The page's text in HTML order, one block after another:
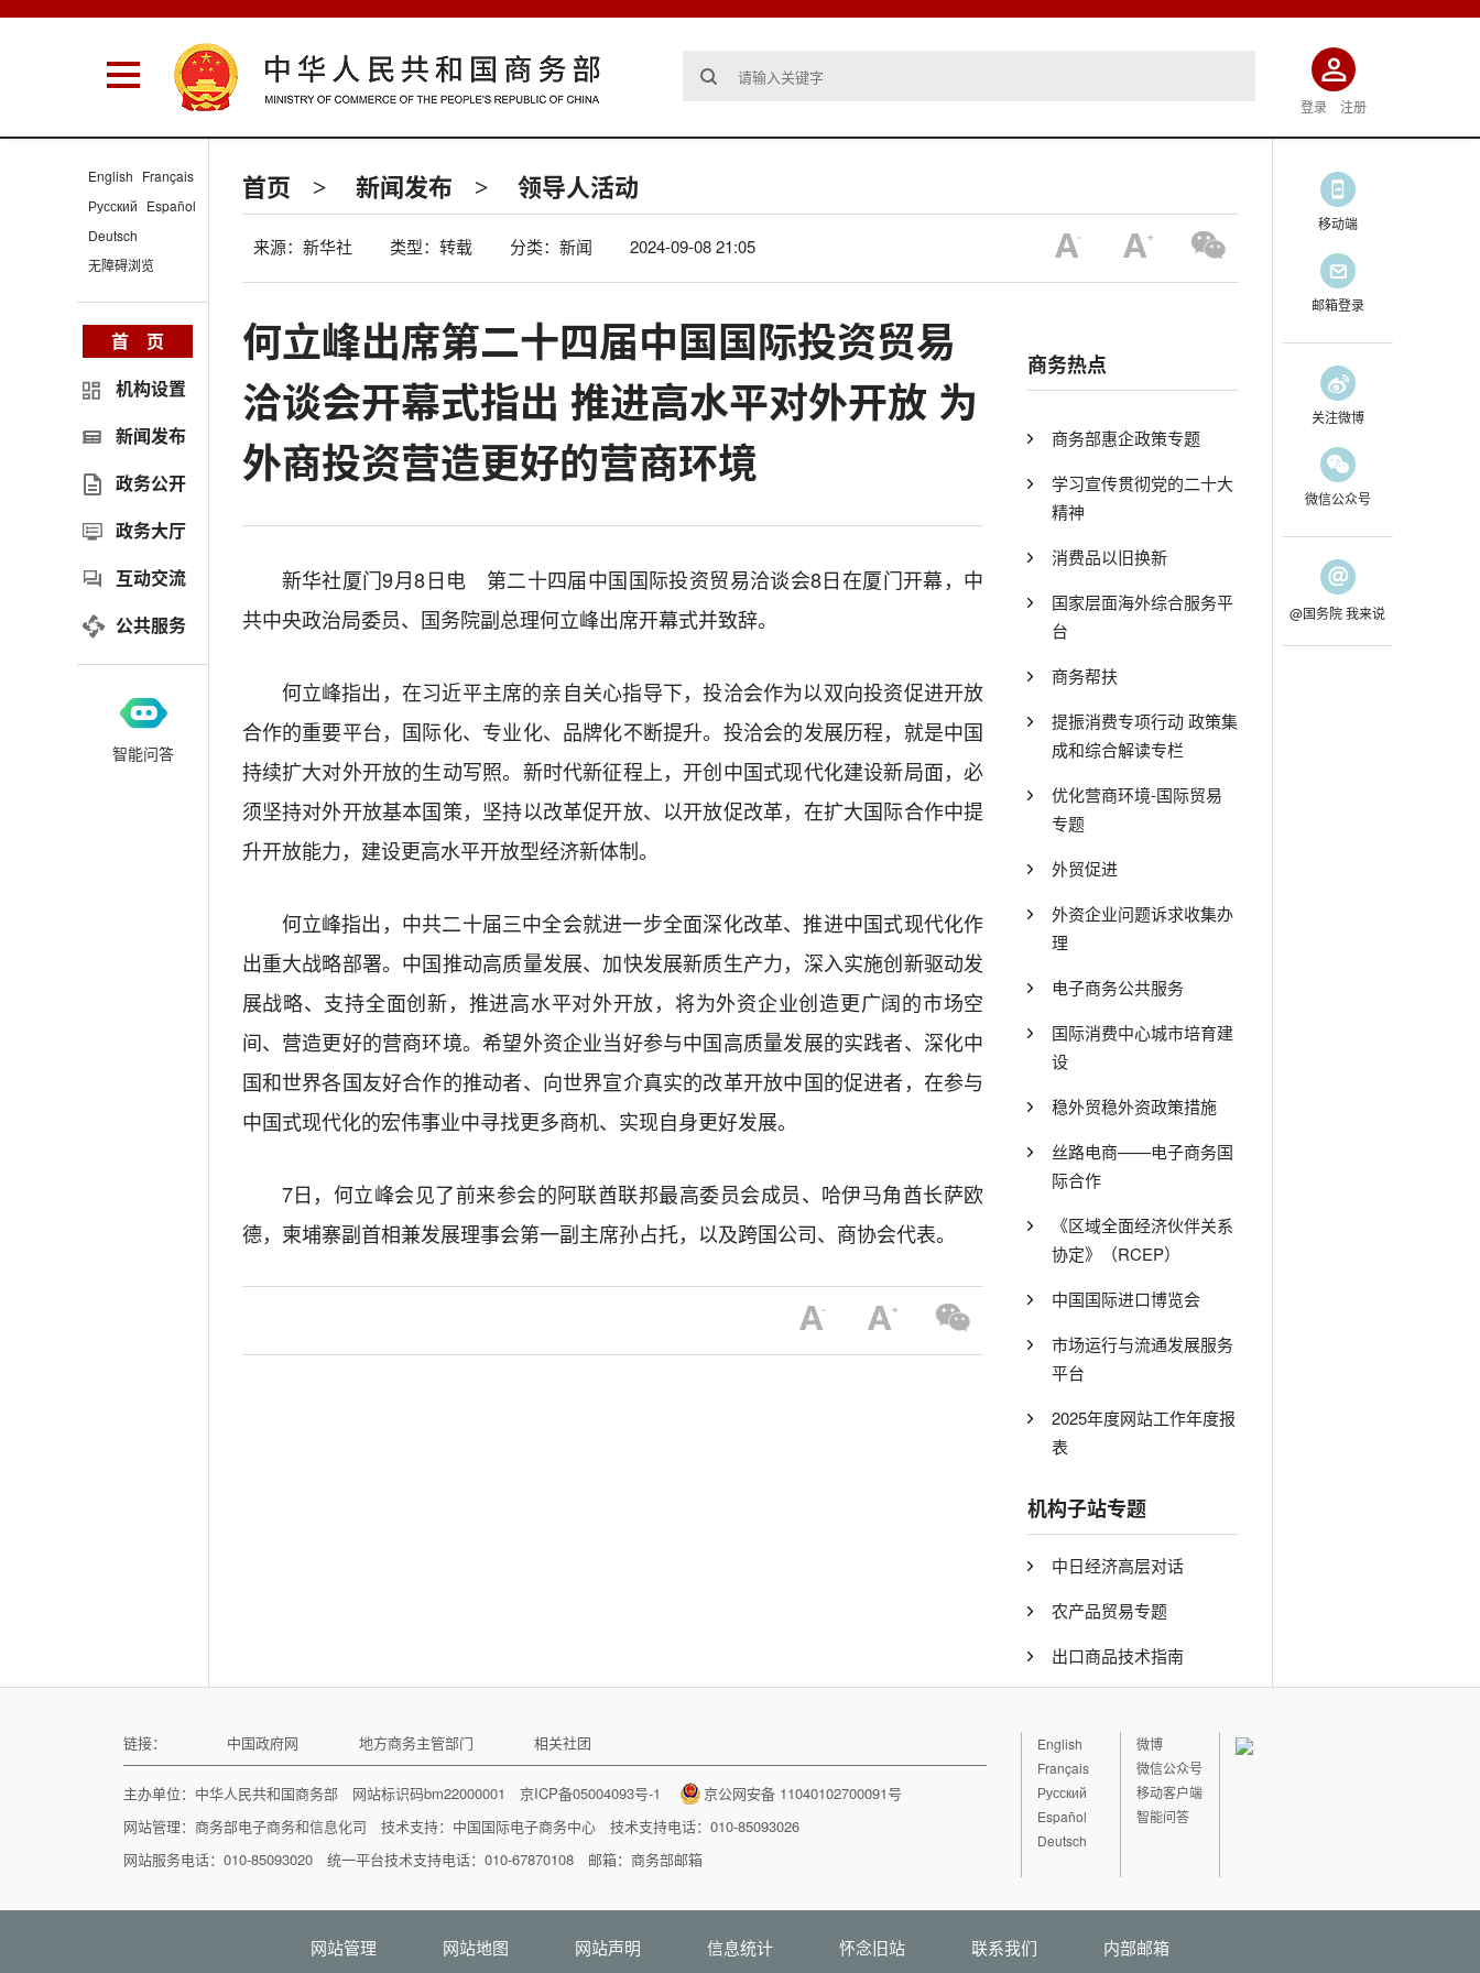
登录 注册
首页 > 新闻发布 > 领导人活动
来源：新华社 类型：转载 分类：新闻 2024-09-08 21:05
何立峰出席第二十四届中国国际投资贸易
洽谈会开幕式指出 推进高水平对外开放 为
外商投资营造更好的营商环境
新华社厦门9月8日电 第二十四届中国国际投资贸易洽谈会8日在厦门开幕，中
共中央政治局委员、国务院副总理何立峰出席开幕式并致辞。
何立峰指出，在习近平主席的亲自关心指导下，投洽会作为以双向投资促进开放
合作的重要平台，国际化、专业化、品牌化不断提升。投洽会的发展历程，就是中国
持续扩大对外开放的生动写照。新时代新征程上，开创中国式现代化建设新局面，必
须坚持对外开放基本国策，坚持以改革促开放、以开放促改革，在扩大国际合作中提
升开放能力，建设更高水平开放型经济新体制。
何立峰指出，中共二十届三中全会就进一步全面深化改革、推进中国式现代化作
出重大战略部署。中国推动高质量发展、加快发展新质生产力，深入实施创新驱动发
展战略、支持全面创新，推进高水平对外开放，将为外资企业创造更广阔的市场空
间、营造更好的营商环境。希望外资企业当好参与中国高质量发展的实践者、深化中
国和世界各国友好合作的推动者、向世界宣介真实的改革开放中国的促进者，在参与
中国式现代化的宏伟事业中寻找更多商机、实现自身更好发展。
7日，何立峰会见了前来参会的阿联酋联邦最高委员会成员、哈伊马角酋长萨欧
德，柬埔寨副首相兼发展理事会第一副主席孙占托，以及跨国公司、商协会代表。
商务热点
商务部惠企政策专题
学习宣传贯彻党的二十大
精神
消费品以旧换新
国家层面海外综合服务平
台
商务帮扶
提振消费专项行动 政策集
成和综合解读专栏
优化营商环境-国际贸易
专题
外贸促进
外资企业问题诉求收集办
理
电子商务公共服务
国际消费中心城市培育建
设
稳外贸稳外资政策措施
丝路电商——电子商务国
际合作
《区域全面经济伙伴关系
协定》（RCEP）
中国国际进口博览会
市场运行与流通发展服务
平台
2025年度网站工作年度报
表
机构子站专题
中日经济高层对话
农产品贸易专题
出口商品技术指南
English Français
Русский Español
Deutsch
无障碍浏览
首 页
机构设置
新闻发布
政务公开
政务大厅
互动交流
公共服务
智能问答
移动端
邮箱登录
关注微博
微信公众号
@国务院 我来说
链接： 中国政府网 地方商务主管部门 相关社团
主办单位：中华人民共和国商务部 网站标识码bm22000001京ICP备05004093号-1
京公网安备 11040102700091号
网站管理：商务部电子商务和信息化司 技术支持： 中国国际电子商务中心 技术支持电话：010-85093026
网站服务电话：010-85093020 统一平台技术支持电话：010-67870108 邮箱：商务部邮箱
English
Français
Русский
Español
Deutsch
微博
微信公众号
移动客户端
智能问答
网站管理 网站地图 网站声明 信息统计 怀念旧站 联系我们 内部邮箱